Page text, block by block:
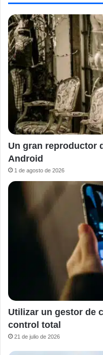
Un gran reproductor
Android
1 de agosto de 2026
Utilizar un gestor de
control total
21 de julio de 2026